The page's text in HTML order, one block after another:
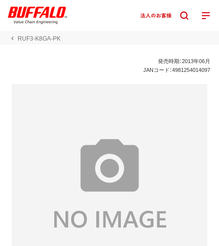
RUF3-K8GA-PK
発売時期：2013年06月
JANコード：4981254014097